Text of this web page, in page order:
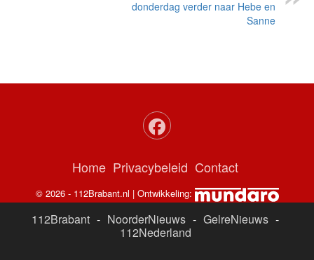
donderdag verder naar Hebe en
Sanne
Home Privacybeleid Contact
© 2026 - 112Brabant.nl | Ontwikkeling:
112Brabant - NoorderNieuws - GelreNieuws -
112Nederland